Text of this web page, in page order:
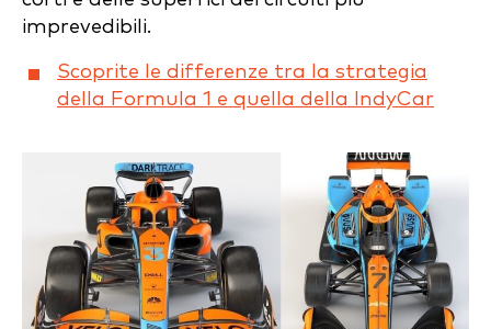
imprevedibili.
Scoprite le differenze tra la strategia
della Formula 1 e quella della IndyCar